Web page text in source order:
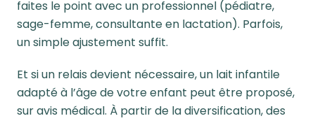
faites le point avec un professionnel (pédiatre,
sage-femme, consultante en lactation). Parfois,
un simple ajustement suffit.
Et si un relais devient nécessaire, un lait infantile
adapté à l’âge de votre enfant peut être proposé,
sur avis médical. À partir de la diversification, des